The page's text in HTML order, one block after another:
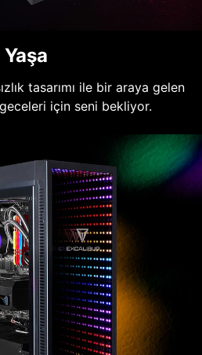
tasarımı ile bir araya gelen
için seni bekliyor.